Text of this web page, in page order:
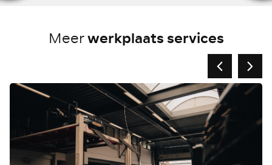
Meerwerkplaats services